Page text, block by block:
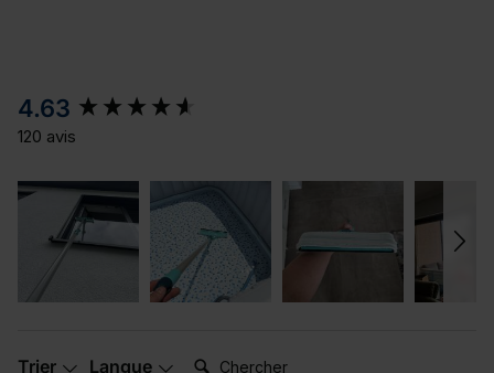
4.63
120 avis
Trier Langue Chercher:
New content loaded